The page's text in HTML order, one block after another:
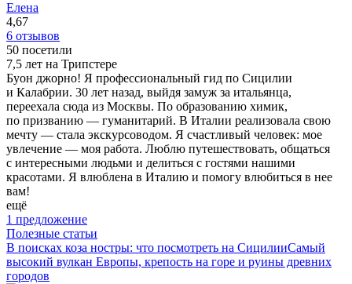
Елена
4,67
6 отзывов
50 посетили
7,5 лет на Трипстере
Буон джорно! Я профессиональный гид по Сицилии
и Калабрии. 30 лет назад, выйдя замуж за итальянца,
переехала сюда из Москвы. По образованию химик,
по призванию — гуманитарий. В Италии реализовала свою
мечту — стала экскурсоводом. Я счастливый человек: мое
увлечение — моя работа. Люблю путешествовать, общаться
с интересными людьми и делиться с гостями нашими
красотами. Я влюблена в Италию и помогу влюбиться в нее
вам!
ещё
1 предложение
Полезные статьи
В поисках коза ностры: что посмотреть на СицилииСамый
высокий вулкан Европы, крепость на горе и руины древних
городов